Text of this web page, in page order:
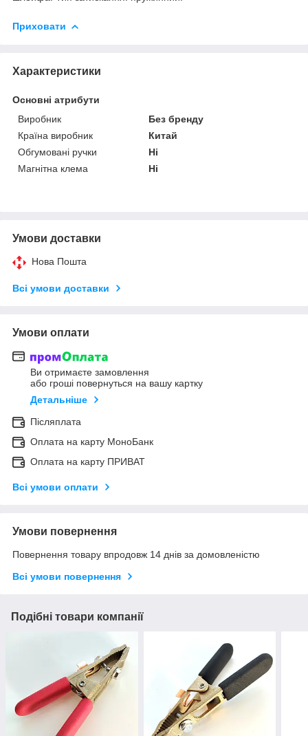
Приховати
Характеристики
Основні атрибути
Виробник
Без бренду
Країна виробник
Китай
Обгумовані ручки
Ні
Магнітна клема
Ні
Умови доставки
Нова Пошта
Всі умови доставки
Умови оплати
Ви отримаєте замовлення
або гроші повернуться на вашу картку
Детальніше
Післяплата
Оплата на карту МоноБанк
Оплата на карту ПРИВАТ
Всі умови оплати
Умови повернення
Повернення товару впродовж 14 днів за домовленістю
Всі умови повернення
Подібні товари компанії